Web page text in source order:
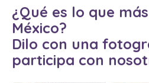
¿Qué es lo que
México?
Dilo con una
participa con